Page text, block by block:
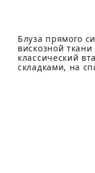
Блуза прямого
вискозной
классический
складками, на